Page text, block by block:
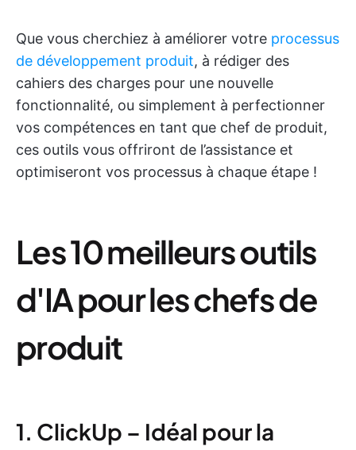
Que vous cherchiez à améliorer votre processus
de développement produit, à rédiger des
cahiers des charges pour une nouvelle
fonctionnalité, ou simplement à perfectionner
vos compétences en tant que chef de produit,
ces outils vous offriront de l’assistance et
optimiseront vos processus à chaque étape !
Les 10 meilleurs outils
d'IA pour les chefs de
produit
1. ClickUp – Idéal pour la